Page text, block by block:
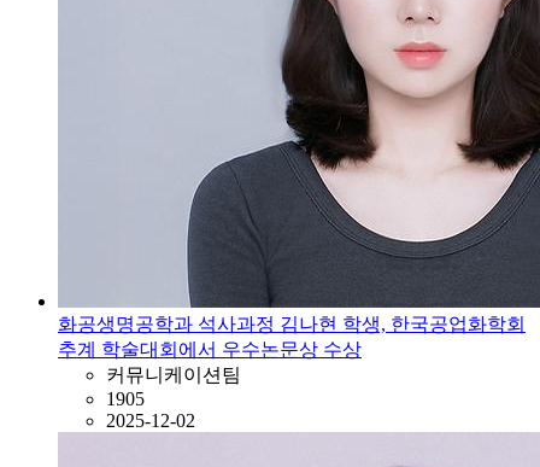
화공생명공학과 석사과정 김나현 학생, 한국공업화학회
추계 학술대회에서 우수논문상 수상
커뮤니케이션팀
1905
2025-12-02